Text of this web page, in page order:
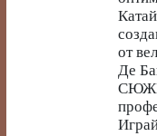
от
Де